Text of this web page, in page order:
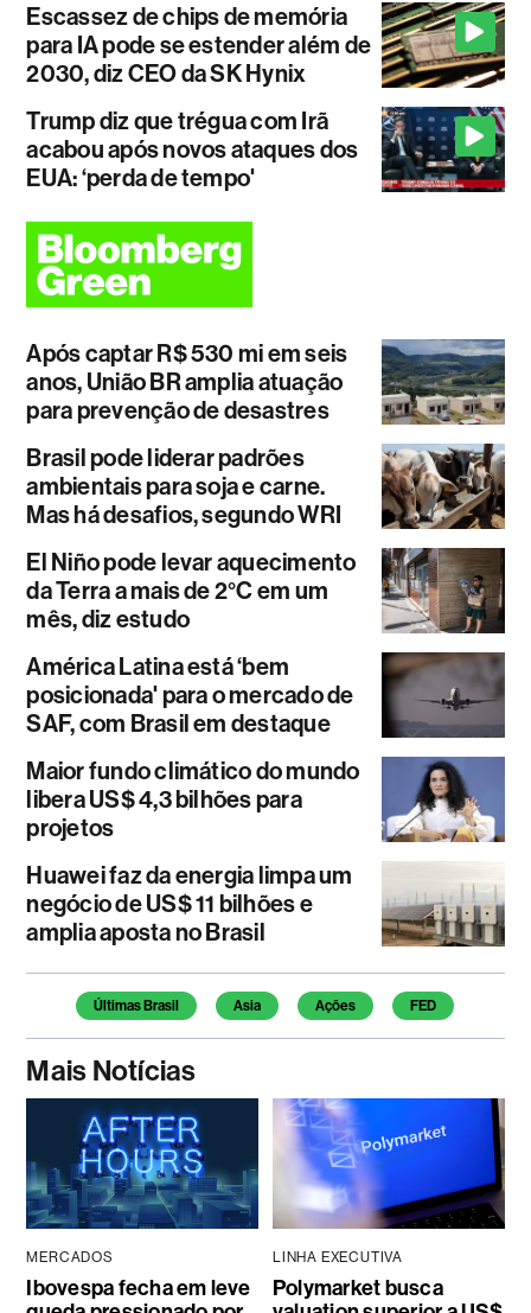
Escassez de chips de memória
para IA pode se estender além de
2030, diz CEO da SK Hynix
Trump diz que trégua com Irã
acabou após novos ataques dos
EUA: ‘perda de tempo'
Após captar R$ 530 mi em seis
anos, União BR amplia atuação
para prevenção de desastres
Brasil pode liderar padrões
ambientais para soja e carne.
Mas há desafios, segundo WRI
El Niño pode levar aquecimento
da Terra a mais de 2°C em um
mês, diz estudo
América Latina está ‘bem
posicionada' para o mercado de
SAF, com Brasil em destaque
Maior fundo climático do mundo
libera US$ 4,3 bilhões para
projetos
Huawei faz da energia limpa um
negócio de US$ 11 bilhões e
amplia aposta no Brasil
Temas deste artigo
Últimas Brasil Asia Ações FED
Mais Notícias
MERCADOS
Ibovespa fecha em leve
LINHA EXECUTIVA
Polymarket busca